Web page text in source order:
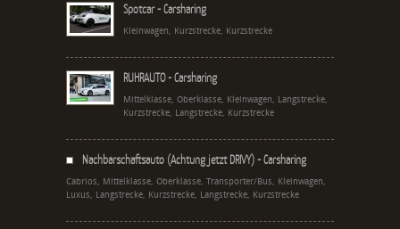
Spotcar - Carsharing
Kleinwagen, Kurzstrecke, Kurzstrecke
RUHRAUTO - Carsharing
Mittelklasse, Oberklasse, Kleinwagen, Langstrecke,
Kurzstrecke, Langstrecke, Kurzstrecke
Nachbarschaftsauto (Achtung jetzt DRIVY) - Carsharing
Cabrios, Mittelklasse, Oberklasse, Transporter/Bus, Kleinwagen,
Luxus, Langstrecke, Kurzstrecke, Langstrecke, Kurzstrecke